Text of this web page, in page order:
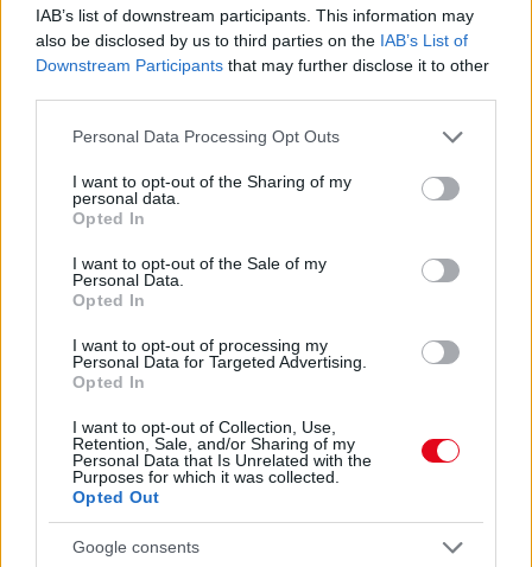
IAB’s list of downstream participants. This information may
also be disclosed by us to third parties on the IAB’s List of
Downstream Participants that may further disclose it to other
Please note that this website/app uses one or more Google
not limited to your visit or usage behaviour. You may click to
grant or deny consent to Google and its third-party tags to
use your data for below specified purposes in below Google
consent section.
Personal Data Processing Opt Outs
I want to opt-out of the Sharing of my
personal data.
Opted In
I want to opt-out of the Sale of my
Personal Data.
Opted In
I want to opt-out of processing my
Personal Data for Targeted Advertising.
Opted In
I want to opt-out of Collection, Use,
Retention, Sale, and/or Sharing of my
Personal Data that Is Unrelated with the
Purposes for which it was collected.
Opted Out
Google consents
08. 03.
HA MINDIG EZT A MONDATOT HASZNÁLOD, AZ
RENDKÍVÜL MAGAS ÉRZELMI INTELLIGENCIÁRA UTALHAT
Te szoktad?
08. 02.
SOKAN ROSSZUL TÁROLJÁK A GYÓGYSZEREIKET –
Érdemes odafigyelni rá
08. 01.
EGYRE TÖBB FIATALNÁL JELENTKEZIK EZ A
VITAMINHIÁNY – ILYEN JELEKRE FIGYELJ
07. 31.
NEM A CITROMSAV, AZ ECET VAGY A
SZÓDABIKARBÓNA A LEGERŐSEBB: EZT HASZNÁLJÁK A
SZÁLLODÁKBAN A VÍZKŐ ELLEN
Ez a szer tényleg eltünteti a vízkövet
24 óra